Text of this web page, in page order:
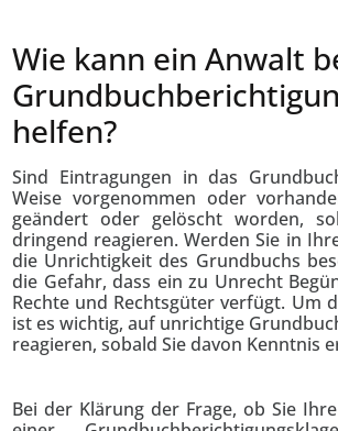
Wie kann ein Anwalt
helfen?
Sind Eintragungen in das
Weise vorgenommen oder
geändert oder gelöscht worden,
dringend reagieren. Werden Sie in
die Unrichtigkeit des Grundbuchs
die Gefahr, dass ein zu Unrecht
Rechte und Rechtsgüter verfügt. Um
ist es wichtig, auf unrichtige
reagieren, sobald Sie davon Kenntnis
Bei der Klärung der Frage, ob Sie